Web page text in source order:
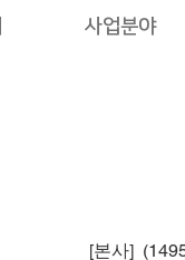
사업분야
[본사]